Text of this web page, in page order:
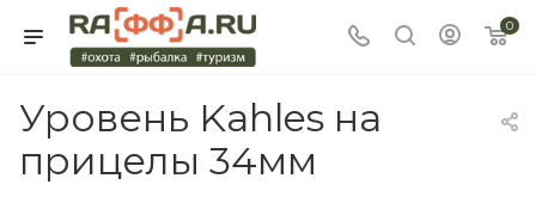
0
Уровень Kahles на
прицелы 34мм